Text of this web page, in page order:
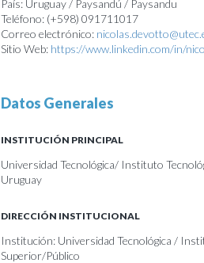
País: Uruguay / Paysandú / Paysandu
Teléfono: (+598) 091711017
Correo electrónico:
Sitio Web: https://www.linkedin.com/in/
Datos Generales
INSTITUCIÓN PRINCIPAL
Universidad Tecnológica/ Instituto
Uruguay
DIRECCIÓN INSTITUCIONAL
Institución: Universidad Tecnológica /
Superior/Público